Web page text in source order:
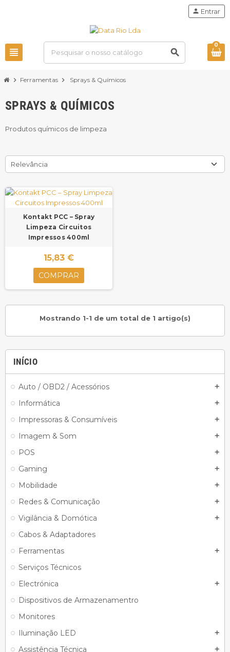
view_headline search
person Entrar
0
chevron_right Ferramentas chevron_right Sprays & Químicos
INÍCIO
Auto / OBD2 / Acessórios add
Informática add
Impressoras & Consumíveis add
Imagem & Som add
POS add
Gaming add
Mobilidade add
Redes & Comunicação add
Vigilância & Domótica add
Cabos & Adaptadores
Ferramentas
add
Serviços Técnicos
Electrónica
add
Dispositivos de Armazenamentro
Monitores
Iluminação LED
add
Assistência Técnica add
SPRAYS & QUÍMICOS
Produtos químicos de limpeza
Relevância
Kontakt PCC – Spray
Limpeza Circuitos
Impressos 400ml
15,83 €
COMPRAR
Mostrando 1-1 de um total de 1 artigo(s)